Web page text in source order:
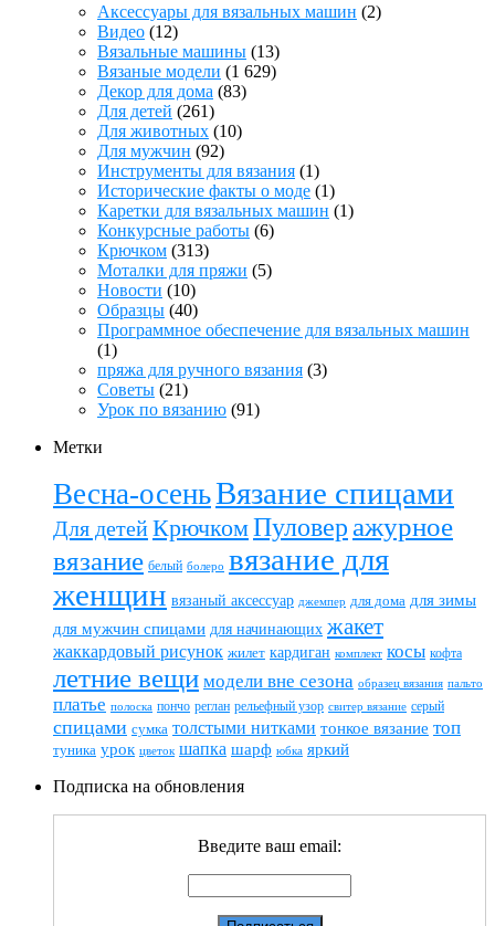
Аксессуары для вязальных машин (2)
Видео (12)
Вязальные машины (13)
Вязаные модели (1 629)
Декор для дома (83)
Для детей (261)
Для животных (10)
Для мужчин (92)
Инструменты для вязания (1)
Исторические факты о моде (1)
Каретки для вязальных машин (1)
Конкурсные работы (6)
Крючком (313)
Моталки для пряжи (5)
Новости (10)
Образцы (40)
Программное обеспечение для вязальных машин
(1)
пряжа для ручного вязания (3)
Советы (21)
Урок по вязанию (91)
Метки
Весна-осеньВязание спицами
Для детейКрючкомПуловер ажурное
вязание белый болеро вязание для
женщин вязаный аксессуар джемпер для дома для зимы
для мужчин спицами для начинающих жакет
жаккардовый рисунок жилет кардиган комплект косы кофта
летние вещи модели вне сезона образец вязания пальто
платье полоска пончо реглан рельефный узор свитер вязание серый
спицами сумка толстыми нитками тонкое вязание топ
туника урок цветок шапка шарф юбка яркий
Подписка на обновления
Введите ваш email: